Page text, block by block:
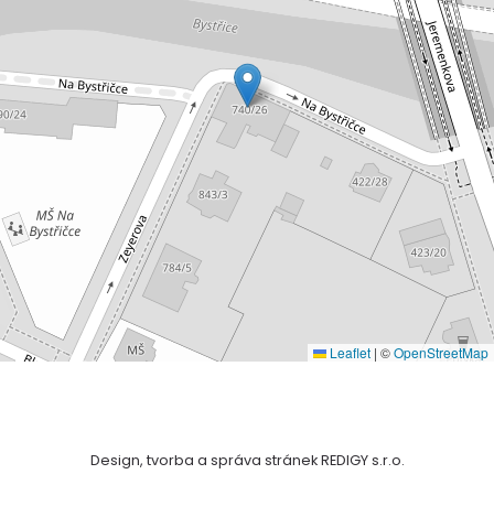
Leaflet | ©OpenStreetMap
Design, tvorba a správa stránek REDIGY s.r.o.